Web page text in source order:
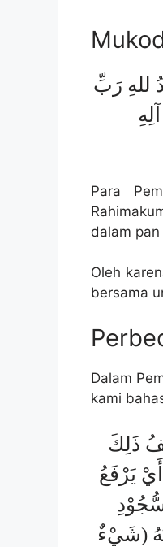
للهِ رَبِّ
Para
dalam
Oleh
bersama
Dalam
kami
ذَلِكَ
يَرْفَعُ
(شَيْءٌ